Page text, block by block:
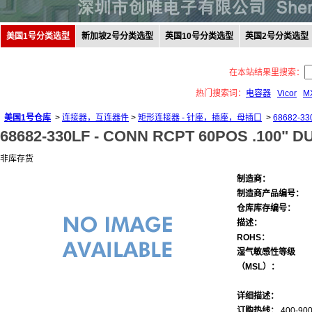
美国1号分类选型 新加坡2号分类选型 英国10号分类选型 英国2号分类选型
在本站结果里搜索：
热门搜索词： 电容器 Vicor
美国1号仓库 > 连接器，互连器件 > 矩形连接器 - 针座，插座，母插口 > 68682-
68682-330LF - CONN RCPT 60POS .100"
非库存货
制造商：
制造商产品编号：
仓库库存编号：
描述：
ROHS：
湿气敏感性等级
（MSL）：
详细描述：